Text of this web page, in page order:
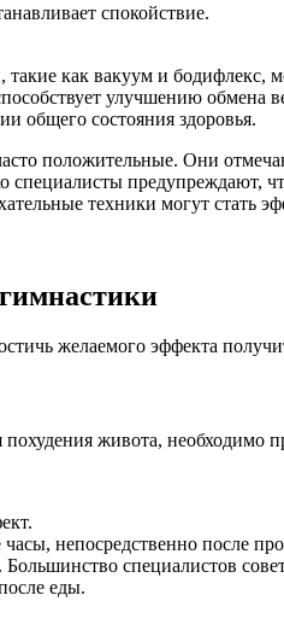
спокойствие.
как вакуум и
улучшению обмена
общего состояния здоровья.
положительные. Они
предупреждают,
техники могут стать
желаемого эффекта
живота, необходимо
непосредственно после
специалистов
еды.